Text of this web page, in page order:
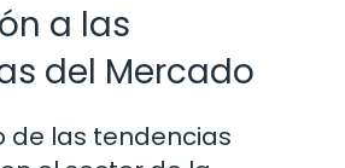
a las
del Mercado
de las tendencias